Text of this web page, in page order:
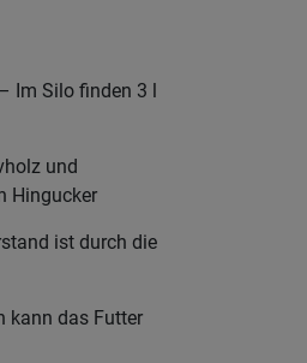
Im Silo finden 3 l
und
Hingucker
ist durch die
kann das Futter